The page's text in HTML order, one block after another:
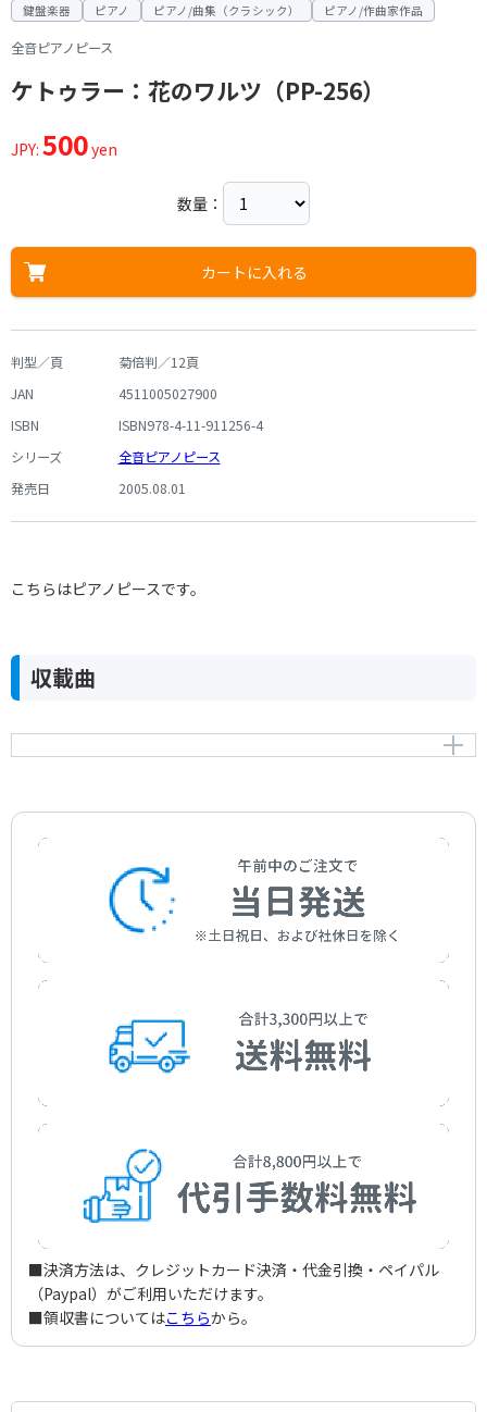
鍵盤楽器 ピアノ ピアノ/曲集（クラシック） ピアノ/作曲家作品
全音ピアノピース
ケトゥラー：花のワルツ（PP-256）
JPY: 500yen
数量：
カートに入れる
判型／頁
菊倍判／12頁
JAN
4511005027900
ISBN
ISBN978-4-11-911256-4
シリーズ
全音ピアノピース
発売日
2005.08.01
こちらはピアノピースです。
収載曲
花のワルツ Op.116
作曲者：ケトゥラー
■決済方法は、クレジットカード決済・代金引換・ペイパル
（Paypal）がご利用いただけます。
■領収書についてはこちらから。